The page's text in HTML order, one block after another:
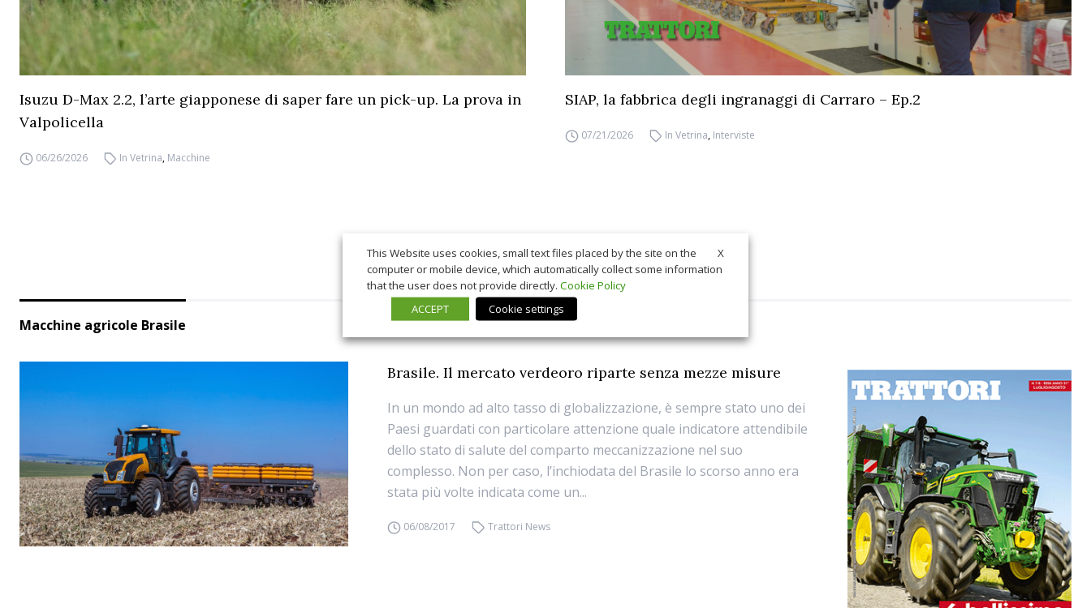
Isuzu D-Max 2.2, l’arte giapponese di saper fare un pick-up. La prova in
Valpolicella
06/26/2026 In Vetrina, Macchine
SIAP, la fabbrica degli ingranaggi di Carraro – Ep.2
07/21/2026 In Vetrina, Interviste
Macchine agricole Brasile
Brasile. Il mercato verdeoro riparte senza mezze misure
In un mondo ad alto tasso di globalizzazione, è sempre stato uno dei
Paesi guardati con particolare attenzione quale indicatore attendibile
dello stato di salute del comparto meccanizzazione nel suo
complesso. Non per caso, l’inchiodata del Brasile lo scorso anno era
stata più volte indicata come un...
06/08/2017 Trattori News
X
This Website uses cookies, small text files placed by the site on the
computer or mobile device, which automatically collect some information
that the user does not provide directly. Cookie Policy
ACCEPT
Cookie settings